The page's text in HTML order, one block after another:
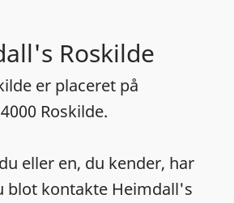
Roskilde
er placeret på
Roskilde.
eller en, du kender, har
blot kontakte Heimdall's